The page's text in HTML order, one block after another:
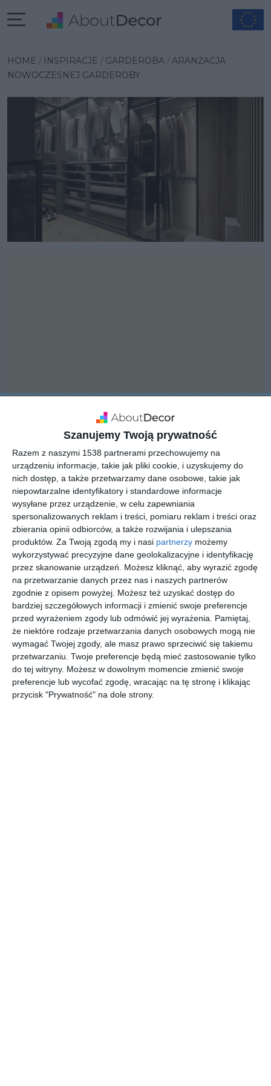
Szanujemy Twoją prywatność
Razem z naszymi 1538 partnerami przechowujemy na
urządzeniu informacje, takie jak pliki cookie, i uzyskujemy do
nich dostęp, a także przetwarzamy dane osobowe, takie jak
niepowtarzalne identyfikatory i standardowe informacje
wysyłane przez urządzenie, w celu zapewniania
spersonalizowanych reklam i treści, pomiaru reklam i treści oraz
zbierania opinii odbiorców, a także rozwijania i ulepszania
produktów. Za Twoją zgodą my i nasi partnerzy możemy
wykorzystywać precyzyjne dane geolokalizacyjne i identyfikację
przez skanowanie urządzeń. Możesz kliknąć, aby wyrazić zgodę
na przetwarzanie danych przez nas i naszych partnerów
zgodnie z opisem powyżej. Możesz też uzyskać dostęp do
bardziej szczegółowych informacji i zmienić swoje preferencje
przed wyrażeniem zgody lub odmówić jej wyrażenia. Pamiętaj,
że niektóre rodzaje przetwarzania danych osobowych mogą nie
wymagać Twojej zgody, ale masz prawo sprzeciwić się takiemu
przetwarzaniu. Twoje preferencje będą mieć zastosowanie tylko
do tej witryny. Możesz w dowolnym momencie zmienić swoje
preferencje lub wycofać zgodę, wracając na tę stronę i klikając
przycisk "Prywatność" na dole strony.
HOME INSPIRACJE GARDEROBA
ARANŻACJA
NOWOCZESNEJ GARDEROBY
INSPIRACJA
Aranżacja nowoczesnej
garderoby
Aranżacja sypialni z garderobą w nowoczesnym stylu z
szarościami i w stonowanej kolorystyce z dodatkami złota.
AUTOR:KS Projekt
DODAJ DO ULUBIONYCH
UDOSTĘPNIJ
Pozostałe zdjęcia w projekcie:Projekt sypialni i garderoby
w stonowanej kolorystyce z dodatkami złota